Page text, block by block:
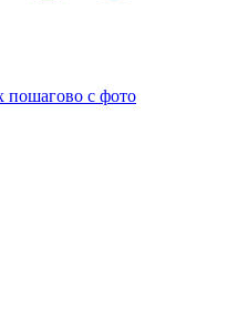
пошагово с фото